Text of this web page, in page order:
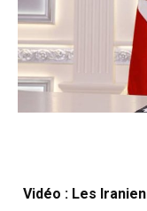
Vidéo : Les